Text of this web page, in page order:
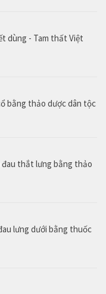
dùng - Tam thất Việt
bằng thảo dược dân tộc
thắt lưng bằng thảo
lưng dưới bằng thuốc